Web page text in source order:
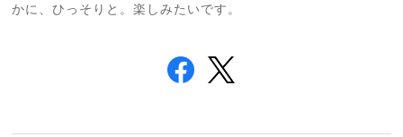
かに、ひっそりと。楽しみたいです。